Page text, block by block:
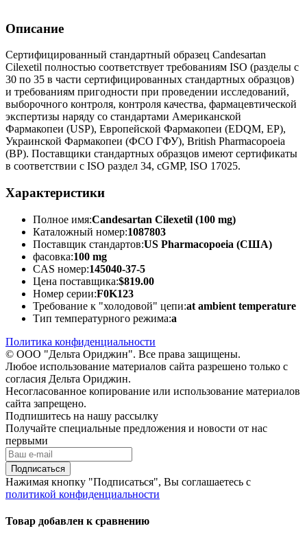
Описание
Сертифицированный стандартный образец Candesartan
Cilexetil полностью соответствует требованиям ISO (разделы с
30 по 35 в части сертифицированных стандартных образцов)
и требованиям пригодности при проведении исследований,
выборочного контроля, контроля качества, фармацевтической
экспертизы наряду со стандартами Американской
Фармакопеи (USP), Европейской Фармакопеи (EDQM, EP),
Украинской Фармакопеи (ФСО ГФУ), British Pharmacopoeia
(BP). Поставщики стандартных образцов имеют сертификаты
в соответствии с ISO раздел 34, cGMP, ISO 17025.
Характеристики
Полное имя:Candesartan Cilexetil (100 mg)
Каталожный номер:1087803
Поставщик стандартов:US Pharmacopoeia (США)
фасовка:100 mg
CAS номер:145040-37-5
Цена поставщика:$819.00
Номер серии:F0K123
Требование к "холодовой" цепи:at ambient temperature
Тип температурного режима:a
Политика конфиденциальности
© ООО "Дельта Ориджин". Все права защищены.
Любое использование материалов сайта разрешено только с
согласия Дельта Ориджин.
Несогласованное копирование или использование материалов
сайта запрещено.
Подпишитесь на нашу рассылку
Получайте специальные предложения и новости от нас
первыми
Подписаться
Нажимая кнопку "Подписаться", Вы соглашаетесь с
политикой конфиденциальности
Товар добавлен к сравнению